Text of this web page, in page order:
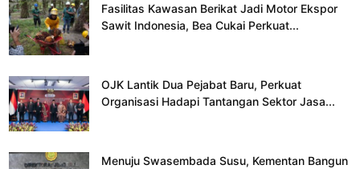
Fasilitas Kawasan Berikat Jadi Motor Ekspor
Sawit Indonesia, Bea Cukai Perkuat...
OJK Lantik Dua Pejabat Baru, Perkuat
Organisasi Hadapi Tantangan Sektor Jasa...
Menuju Swasembada Susu, Kementan Bangun